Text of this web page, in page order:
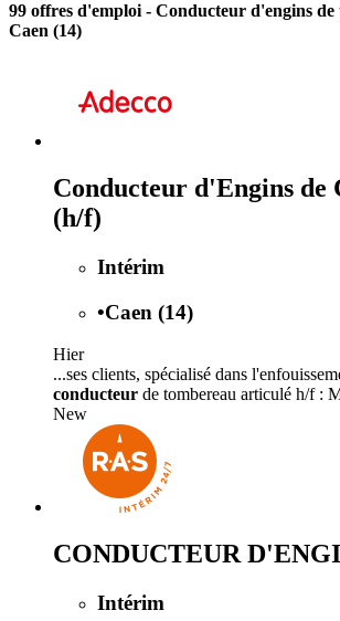
99 offres d'emploi - Conducteur d'engins de
Caen (14)
Conducteur d'Engins de
(h/f)
Intérim
•Caen (14)
Hier
...ses clients, spécialisé dans
conducteur de tombereau articulé h/f :
New
CONDUCTEUR
Intérim